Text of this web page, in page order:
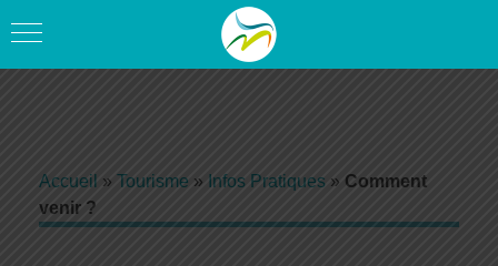
Accueil » Tourisme » Infos Pratiques » Comment
venir ?